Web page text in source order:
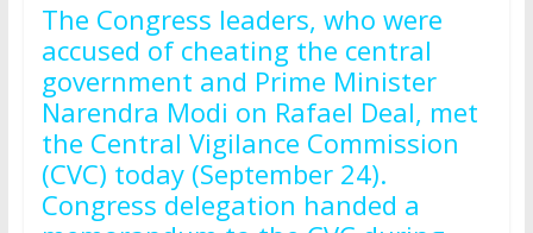
The Congress leaders, who were
accused of cheating the central
government and Prime Minister
Narendra Modi on Rafael Deal, met
the Central Vigilance Commission
(CVC) today (September 24).
Congress delegation handed a